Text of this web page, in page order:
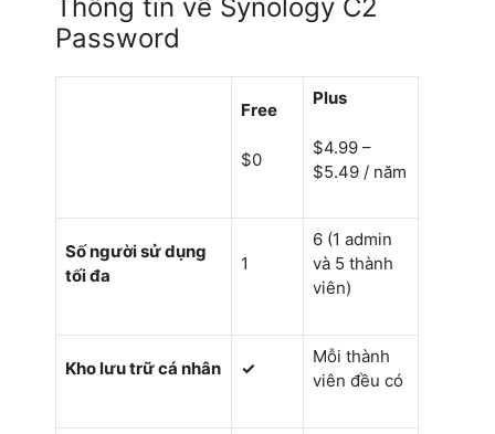
Thông tin về Synology C2
Password
Free
$0
Plus
$4.99 –
$5.49 / năm
Số người sử dụng
tối đa
1
6 (1 admin
và 5 thành
viên)
Kho lưu trữ cá nhân ✓
Mỗi thành
viên đều có